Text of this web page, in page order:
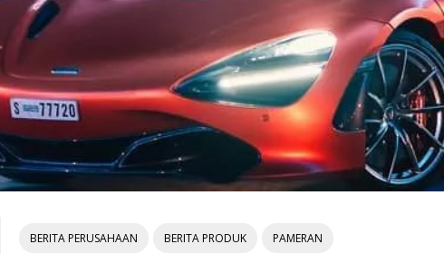
BERITA PERUSAHAAN BERITA PRODUK PAMERAN